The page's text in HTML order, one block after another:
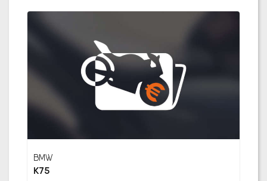
BMW
K75